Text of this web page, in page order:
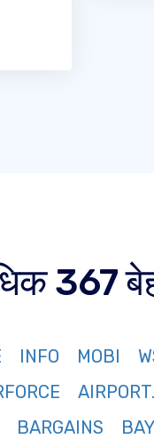
367
INFO MOBI
BARGAINS